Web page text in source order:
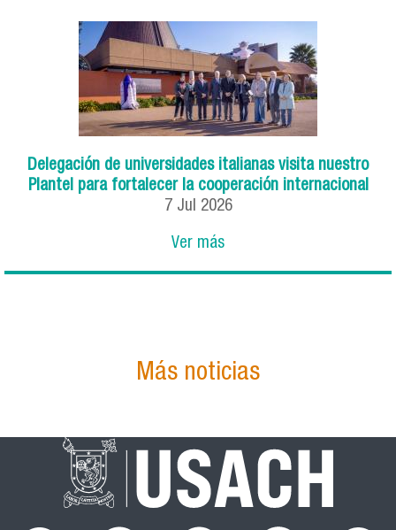
Delegación de universidades italianas visita nuestro
Plantel para fortalecer la cooperación internacional
7 Jul 2026
Ver más
Más noticias